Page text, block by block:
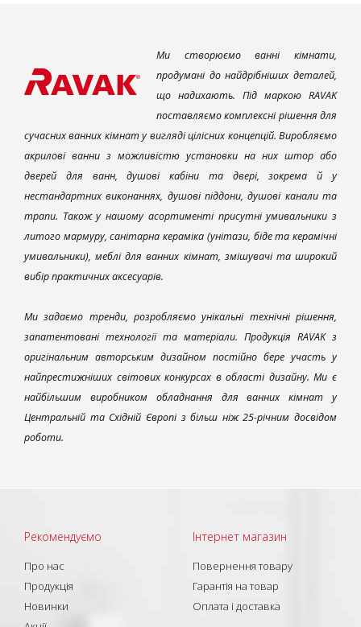
Ми створюємо ванні кімнати,
продумані до найдрібніших деталей,
що надихають. Під маркою RAVAK
поставляємо комплексні рішення для
сучасних ванних кімнат у вигляді цілісних концепцій. Виробляємо
акрилові ванни з можливістю установки на них штор або
дверей для ванн, душові кабіни та двері, зокрема й у
нестандартних виконаннях, душові піддони, душові канали та
трапи. Також у нашому асортименті присутні умивальники з
литого мармуру, санітарна кераміка (унітази, біде та керамічні
умивальники), меблі для ванних кімнат, змішувачі та широкий
вибір практичних аксесуарів.
Ми задаємо тренди, розробляємо унікальні технічні рішення,
запатентовані технології та матеріали. Продукція RAVAK з
оригінальним авторським дизайном постійно бере участь у
найпрестижніших світових конкурсах в області дизайну. Ми є
найбільшим виробником обладнання для ванних кімнат у
Центральній та Східній Європі з більш ніж 25-річним досвідом
роботи.
Рекомендуємо
Про нас
Продукція
Новинки
Інтернет магазин
Повернення товару
Гарантія на товар
Оплата і доставка